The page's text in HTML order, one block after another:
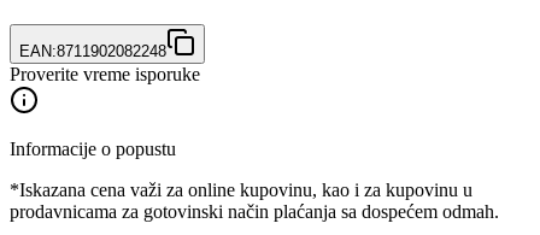
EAN:8711902082248
Proverite vreme isporuke
Informacije o popustu
*Iskazana cena važi za online kupovinu, kao i za kupovinu u
prodavnicama za gotovinski način plaćanja sa dospećem odmah.